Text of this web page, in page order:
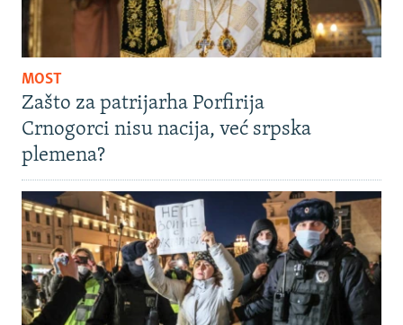
MOST
Zašto za patrijarha Porfirija
Crnogorci nisu nacija, već srpska
plemena?